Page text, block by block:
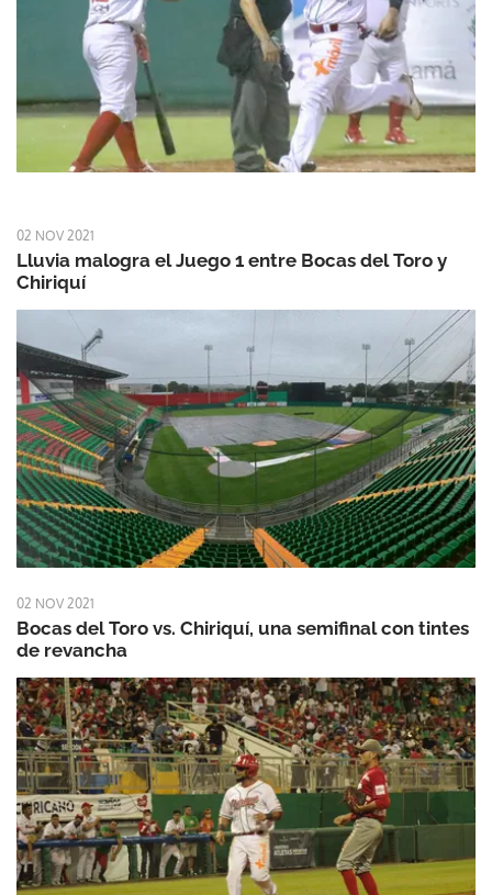
02 NOV 2021
Lluvia malogra el Juego 1 entre Bocas del Toro y
Chiriquí
02 NOV 2021
Bocas del Toro vs. Chiriquí, una semifinal con tintes
de revancha